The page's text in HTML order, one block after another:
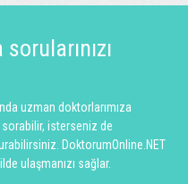
uzman doktorlarımıza
sorabilir, isterseniz de
DoktorumOnline.NET
ulaşmanızı sağlar.